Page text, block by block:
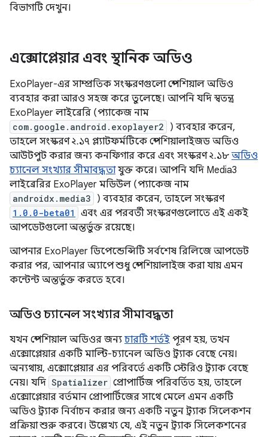
বিভাগটি দেখুন।
এক্সোপ্লেয়ার এবং স্থানিক অডিও
ExoPlayer-এর সাম্প্রতিক সংস্করণগুলো স্পেশিয়াল অডিও
ব্যবহার করা আরও সহজ করে তুলেছে। আপনি যদি স্বতন্ত্র
ExoPlayer লাইব্রেরি (প্যাকেজ নাম
com.google.android.exoplayer2
) ব্যবহার করেন,
তাহলে সংস্করণ ২.১৭ প্ল্যাটফর্মটিকে স্পেশিয়ালাইজড অডিও
আউটপুট করার জন্য কনফিগার করে এবং সংস্করণ ২.১৮ অডিও
চ্যানেল সংখ্যার সীমাবদ্ধতাযুক্ত করে। আপনি যদি Media3
লাইব্রেরির ExoPlayer মডিউল (প্যাকেজ নাম
androidx.media3 ) ব্যবহার করেন, তাহলে সংস্করণ
1.0.0-beta01
এবং এর পরবর্তী সংস্করণগুলোতে এই একই
আপডেটগুলো অন্তর্ভুক্ত রয়েছে।
আপনার ExoPlayer ডিপেন্ডেন্সিটি সর্বশেষ রিলিজে আপডেট
করার পর, আপনার অ্যাপে শুধু স্পেশিয়ালাইজ করা যায় এমন
কন্টেন্ট অন্তর্ভুক্ত করতে হবে।
অডিও চ্যানেল সংখ্যার সীমাবদ্ধতা
যখন স্পেশিয়াল অডিওর জন্য চারটি শর্তই পূরণ হয়, তখন
এক্সোপ্লেয়ার একটি মাল্টি-চ্যানেল অডিও ট্র্যাক বেছে নেয়।
অন্যথায়, এক্সোপ্লেয়ার এর পরিবর্তে একটি স্টেরিও ট্র্যাক বেছে
নেয়। যদি Spatializer প্রোপার্টিজ পরিবর্তিত হয়, তাহলে
এক্সোপ্লেয়ার বর্তমান প্রোপার্টিজের সাথে মেলে এমন একটি
অডিও ট্র্যাক নির্বাচন করার জন্য একটি নতুন ট্র্যাক সিলেকশন
প্রক্রিয়া শুরু করবে। উল্লেখ্য যে, এই নতুন ট্র্যাক সিলেকশনের